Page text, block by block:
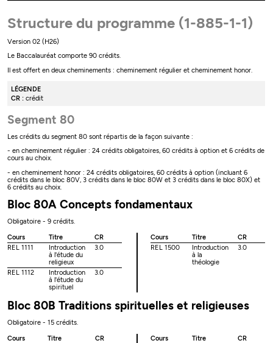
Structure du programme (1-885-1-1)
Version 02 (H26)
Le Baccalauréat comporte 90 crédits.
Il est offert en deux cheminements : cheminement régulier et cheminement honor.
LÉGENDE
CR : crédit
Segment 80
Les crédits du segment 80 sont répartis de la façon suivante :
- en cheminement régulier : 24 crédits obligatoires, 60 crédits à option et 6 crédits de
cours au choix.
- en cheminement honor : 24 crédits obligatoires, 60 crédits à option (incluant 6
crédits dans le bloc 80V, 3 crédits dans le bloc 80W et 3 crédits dans le bloc 80X) et
6 crédits au choix.
Bloc 80A Concepts fondamentaux
Obligatoire - 9 crédits.
Cours
Titre
CR
REL 1111
Introduction
à l'étude du
religieux
3.0
REL 1112
Introduction
à l'étude du
spirituel
3.0
Cours Titre
CR
REL 1500
Introduction
à la
théologie
3.0
Bloc 80B Traditions spirituelles et religieuses
Obligatoire - 15 crédits.
Cours
Titre
CR
Cours Titre
CR